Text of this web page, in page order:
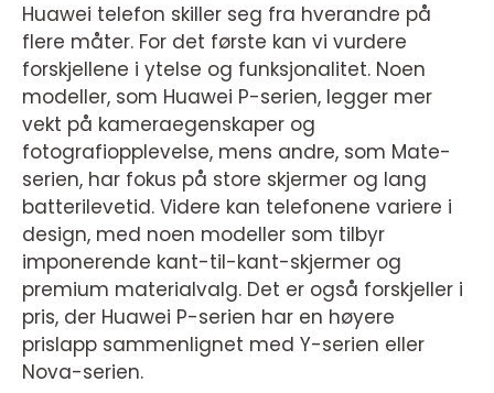
Huawei telefon skiller seg fra hverandre på
flere måter. For det første kan vi vurdere
forskjellene i ytelse og funksjonalitet. Noen
modeller, som Huawei P-serien, legger mer
vekt på kameraegenskaper og
fotografiopplevelse, mens andre, som Mate-
serien, har fokus på store skjermer og lang
batterilevetid. Videre kan telefonene variere i
design, med noen modeller som tilbyr
imponerende kant-til-kant-skjermer og
premium materialvalg. Det er også forskjeller i
pris, der Huawei P-serien har en høyere
prislapp sammenlignet med Y-serien eller
Nova-serien.